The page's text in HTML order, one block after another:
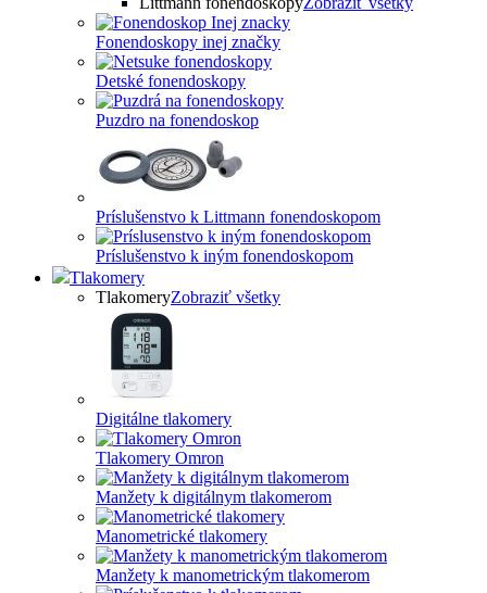
Fonendoskopy inej značky
Detské fonendoskopy
Puzdro na fonendoskop
Príslušenstvo k Littmann fonendoskopom
Príslušenstvo k iným fonendoskopom
Tlakomery
TlakomeryZobraziť všetky
Digitálne tlakomery
Tlakomery Omron
Manžety k digitálnym tlakomerom
Manometrické tlakomery
Manžety k manometrickým tlakomerom